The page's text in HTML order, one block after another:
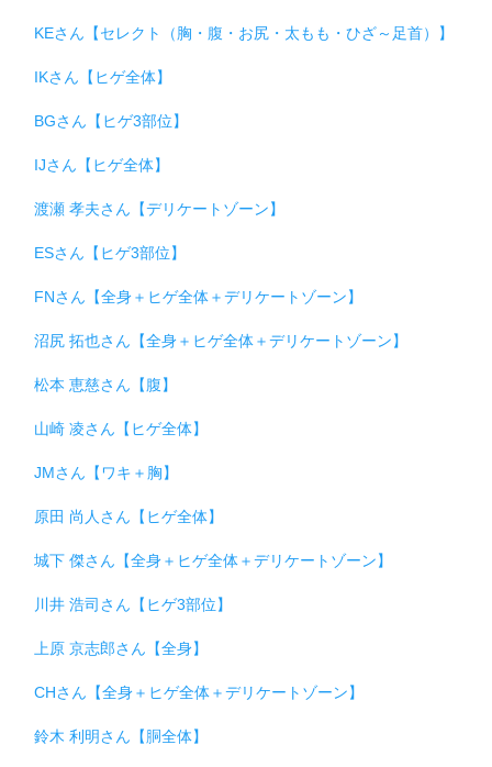
KEさん【セレクト（胸・腹・お尻・太もも・ひざ～足首）】
IKさん【ヒゲ全体】
BGさん【ヒゲ3部位】
IJさん【ヒゲ全体】
渡瀬 孝夫さん【デリケートゾーン】
ESさん【ヒゲ3部位】
FNさん【全身＋ヒゲ全体＋デリケートゾーン】
沼尻 拓也さん【全身＋ヒゲ全体＋デリケートゾーン】
松本 恵慈さん【腹】
山崎 凌さん【ヒゲ全体】
JMさん【ワキ＋胸】
原田 尚人さん【ヒゲ全体】
城下 傑さん【全身＋ヒゲ全体＋デリケートゾーン】
川井 浩司さん【ヒゲ3部位】
上原 京志郎さん【全身】
CHさん【全身＋ヒゲ全体＋デリケートゾーン】
鈴木 利明さん【胴全体】